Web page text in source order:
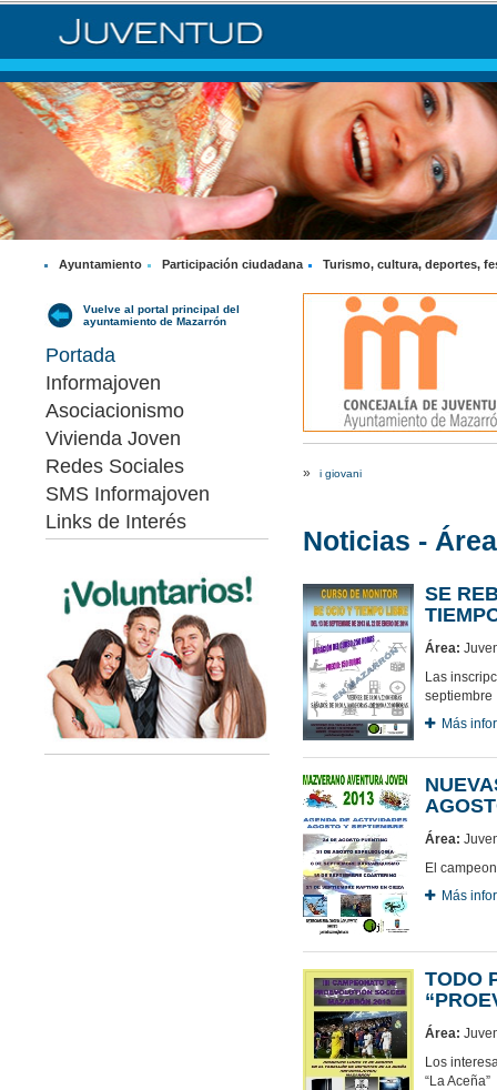
Ayuntamiento Participación ciudadana Turismo, cultura, deportes,
Vuelve al portal principal del
ayuntamiento de Mazarrón
Portada
Informajoven
Asociacionismo
Vivienda Joven
Redes Sociales
SMS Informajoven
Links de Interés
» i giovani
Noticias -
SE
Área:
Las
septiembre
Más
Área:
El
Más
TODO
Área:
Los
“La Aceña”